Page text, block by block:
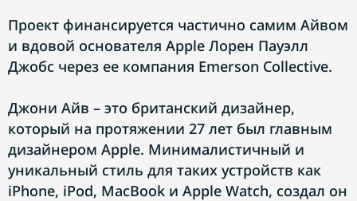
Проект финансируется частично самим Айвом
и вдовой основателя Apple Лорен Пауэлл
Джобс через ее компания Emerson Collective.
Джони Айв – это британский дизайнер,
который на протяжении 27 лет был главным
дизайнером Apple. Минималистичный и
уникальный стиль для таких устройств как
iPhone, iPod, MacBook и Apple Watch, создал он